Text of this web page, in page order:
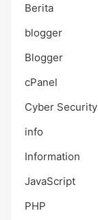
Berita
blogger
Blogger
cPanel
Cyber Security
info
Information
JavaScript
PHP